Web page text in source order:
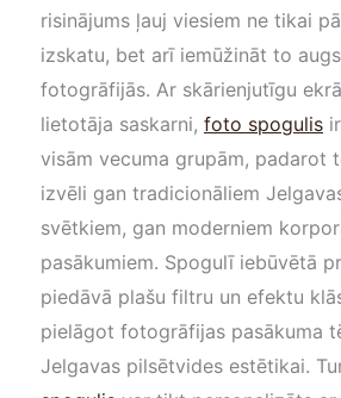
risinājums ļauj viesiem ne tikai
izskatu, bet arī iemūžināt to
fotogrāfijās. Ar skārienjutīgu
lietotāja saskarni, foto spogulis
visām vecuma grupām, padarot
izvēli gan tradicionāliem
svētkiem, gan moderniem
pasākumiem. Spogulī iebūvētā
piedāvā plašu filtru un efektu
pielāgot fotogrāfijas pasākuma
Jelgavas pilsētvides estētikai.